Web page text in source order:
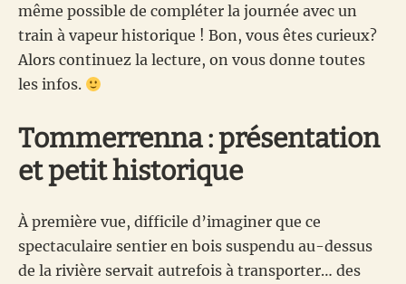
même possible de compléter la journée avec un
train à vapeur historique ! Bon, vous êtes curieux?
Alors continuez la lecture, on vous donne toutes
les infos.
Tommerrenna : présentation
et petit historique
À première vue, difficile d’imaginer que ce
spectaculaire sentier en bois suspendu au-dessus
de la rivière servait autrefois à transporter… des